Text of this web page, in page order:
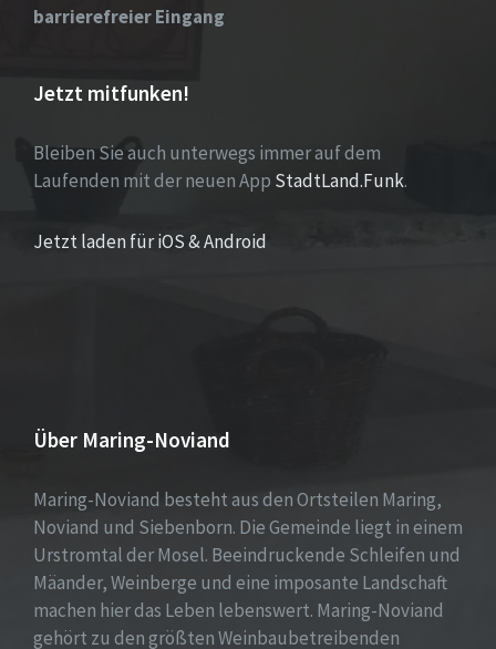
barrierefreier Eingang
Jetzt mitfunken!
Bleiben Sie auch unterwegs immer auf dem
Laufenden mit der neuen App StadtLand.Funk.
Jetzt laden für iOS & Android
Über Maring-Noviand
Maring-Noviand besteht aus den Ortsteilen Maring,
Noviand und Siebenborn. Die Gemeinde liegt in einem
Urstromtal der Mosel. Beeindruckende Schleifen und
Mäander, Weinberge und eine imposante Landschaft
machen hier das Leben lebenswert. Maring-Noviand
gehört zu den größten Weinbaubetreibenden